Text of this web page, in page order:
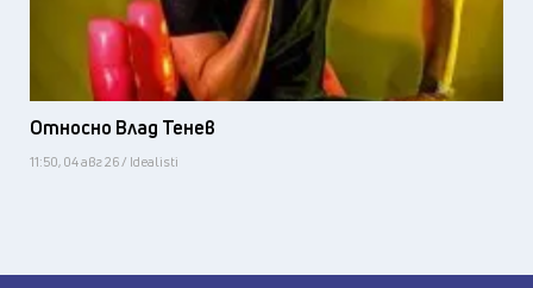
Относно Влад Тенев
11:50, 04 авг 26 / Idealisti